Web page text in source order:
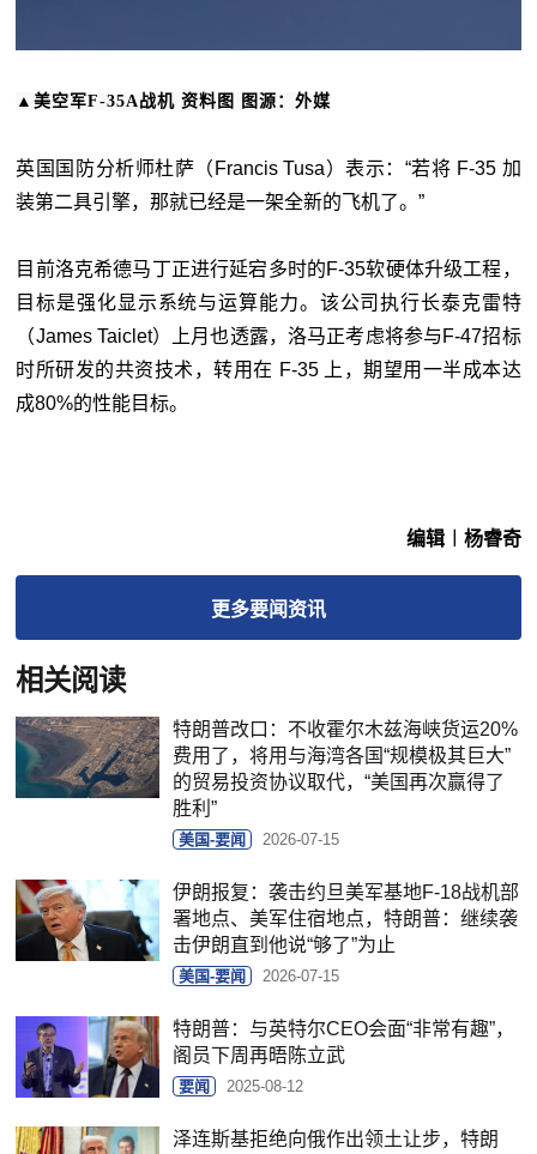
▲美空军F-35A战机 资料图 图源：外媒
英国国防分析师杜萨（Francis Tusa）表示：“若将 F-35 加
装第二具引擎，那就已经是一架全新的飞机了。”
目前洛克希德马丁正进行延宕多时的F-35软硬体升级工程，
目标是强化显示系统与运算能力。该公司执行长泰克雷特
（James Taiclet）上月也透露，洛马正考虑将参与F-47招标
时所研发的共资技术，转用在 F-35 上，期望用一半成本达
成80%的性能目标。
编辑︱杨睿奇
更多要闻资讯
相关阅读
特朗普改口：不收霍尔木兹海峡货运20%
费用了，将用与海湾各国“规模极其巨大”
的贸易投资协议取代，“美国再次赢得了
胜利”
美国-要闻 2026-07-15
伊朗报复：袭击约旦美军基地F-18战机部
署地点、美军住宿地点，特朗普：继续袭
击伊朗直到他说“够了”为止
美国-要闻 2026-07-15
特朗普：与英特尔CEO会面“非常有趣”，
阁员下周再晤陈立武
要闻 2025-08-12
泽连斯基拒绝向俄作出领土让步，特朗